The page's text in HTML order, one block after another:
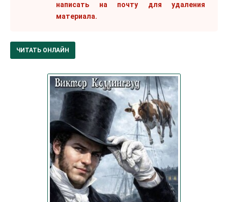
написать на почту для удаления
материала.
ЧИТАТЬ ОНЛАЙН